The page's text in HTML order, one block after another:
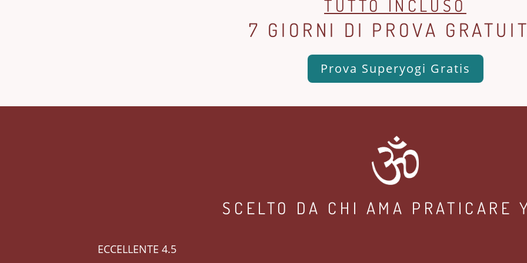
TUTTO INCLUSO
7 GIORNI DI PROVA
Prova Superyogi Gratis
SCELTO DA CHI AMA PRATICARE
ECCELLENTE 4.5